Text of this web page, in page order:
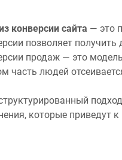
конверсии сайта — это
позволяет
продаж — это
часть людей
которые приведут к